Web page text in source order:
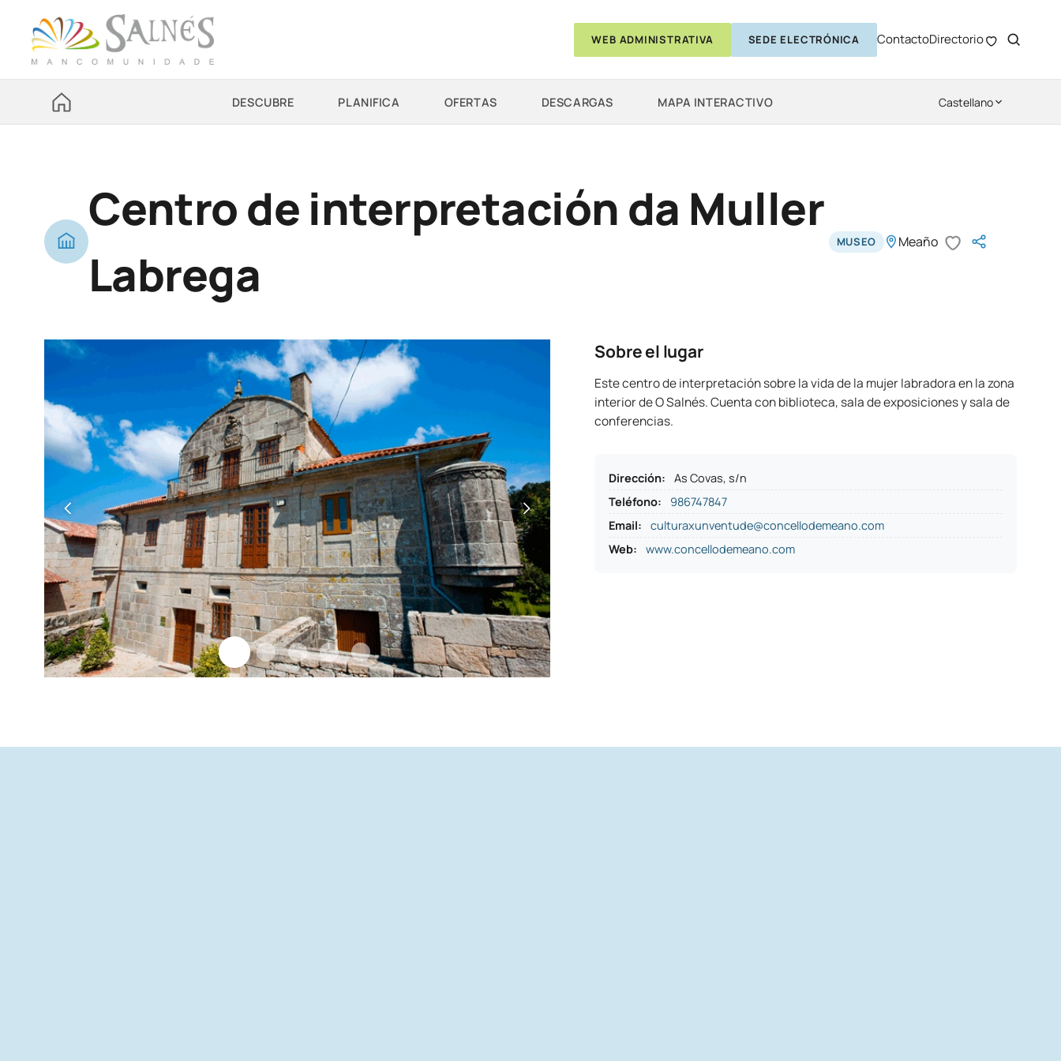
WEB ADMINISTRATIVA SEDE ELECTRÓNICA ContactoDirectorio
DESCUBRE PLANIFICA OFERTAS DESCARGAS MAPA INTERACTIVO Castellano
Centro de interpretación da Muller
Labrega
MUSEO Meaño
Sobre el lugar
Este centro de interpretación sobre la vida de la mujer labradora en la zona
interior de O Salnés. Cuenta con biblioteca, sala de exposiciones y sala de
conferencias.
Dirección:
As Covas, s/n
Teléfono:
986747847
Email:
culturaxunventude@concellodemeano.com
Web:
www.concellodemeano.com